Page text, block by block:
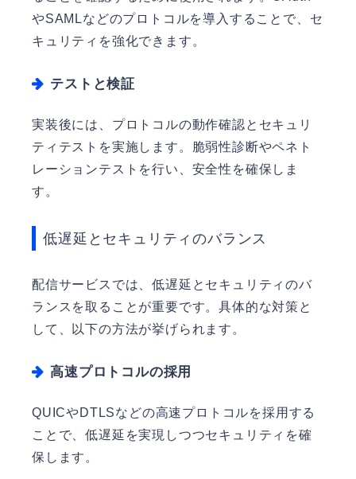
やSAMLなどのプロトコルを導入することで、セ
キュリティを強化できます。
テストと検証
実装後には、プロトコルの動作確認とセキュリ
ティテストを実施します。脆弱性診断やペネト
レーションテストを行い、安全性を確保しま
す。
低遅延とセキュリティのバランス
配信サービスでは、低遅延とセキュリティのバ
ランスを取ることが重要です。具体的な対策と
して、以下の方法が挙げられます。
高速プロトコルの採用
QUICやDTLSなどの高速プロトコルを採用する
ことで、低遅延を実現しつつセキュリティを確
保します。